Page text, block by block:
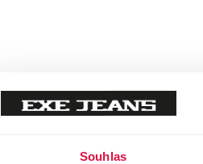
Souhlas